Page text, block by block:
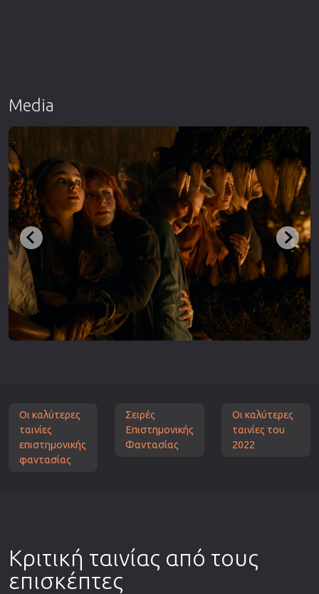
Media
Οι καλύτερες
ταινίες
επιστημονικής
φαντασίας
Σειρές
Επιστημονικής
Φαντασίας
Οι καλύτερες
ταινίες του
2022
Κριτική ταινίας από τους
επισκέπτες